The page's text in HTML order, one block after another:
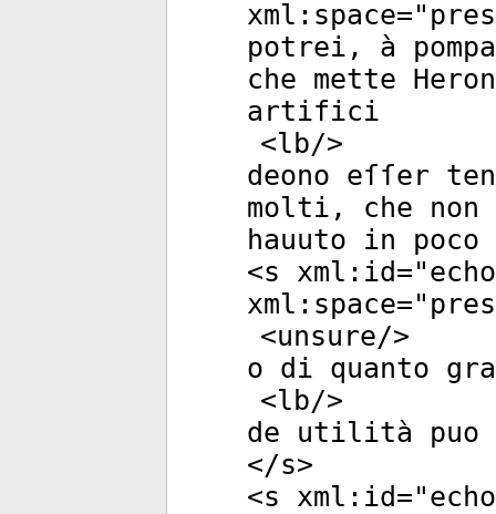
xml:space="
potrei, à
che mette
artifici
<lb/>
deono eſſer
molti, che
hauuto in
<s xml:id="
xml:space="
<unsure/>
o di quanto
<lb/>
de utilità puo
</s>
<s xml:id="